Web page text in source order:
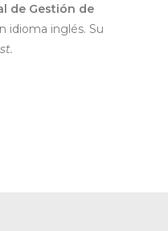
de Gestión de
idioma inglés. Su